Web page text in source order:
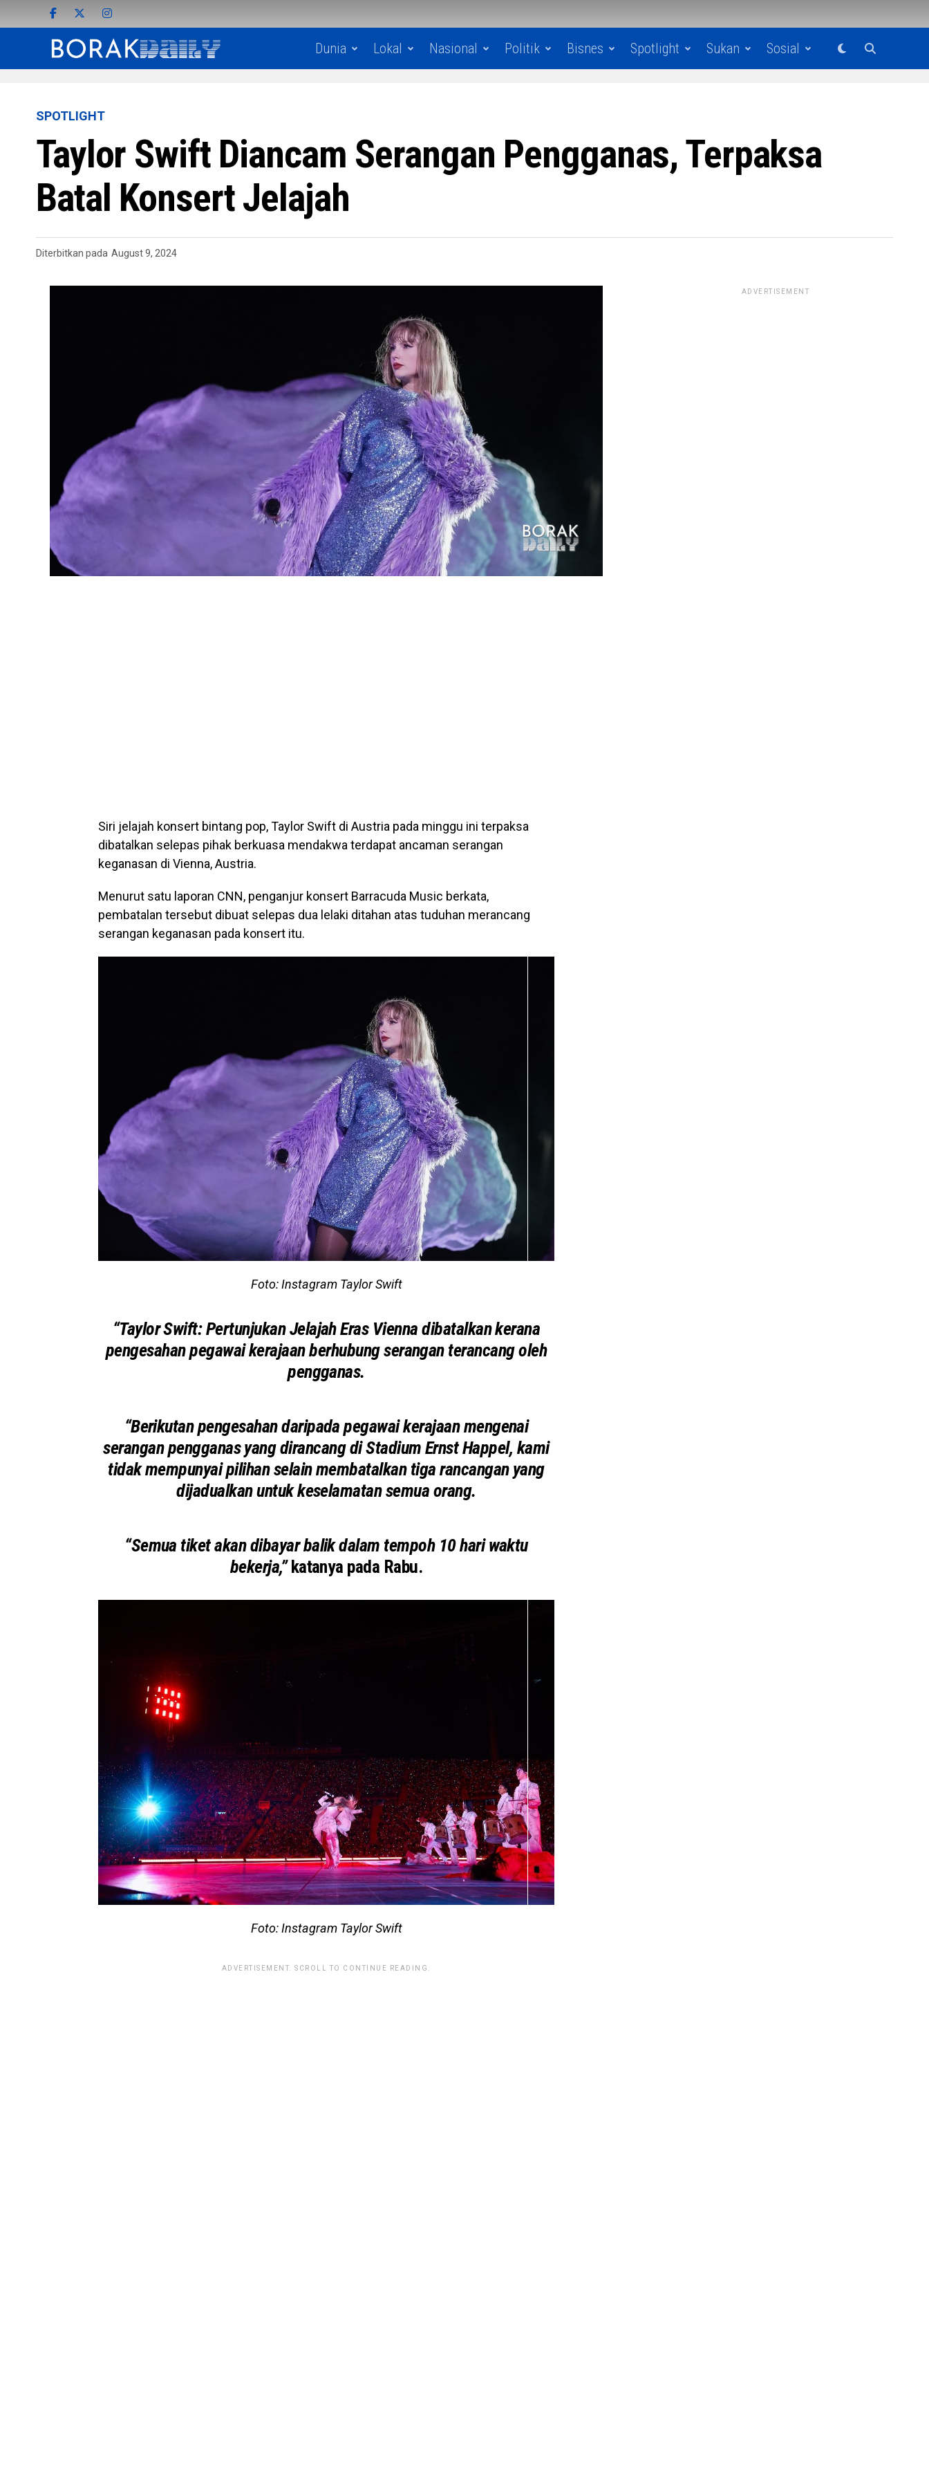
Dunia Lokal Nasional Politik Bisnes Spotlight Sukan Sosial
SPOTLIGHT
Taylor Swift Diancam Serangan Pengganas, Terpaksa
Batal Konsert Jelajah
Diterbitkan pada August 9, 2024
Siri jelajah konsert bintang pop, Taylor Swift di Austria pada minggu ini terpaksa
dibatalkan selepas pihak berkuasa mendakwa terdapat ancaman serangan
keganasan di Vienna, Austria.
Menurut satu laporan CNN, penganjur konsert Barracuda Music berkata,
pembatalan tersebut dibuat selepas dua lelaki ditahan atas tuduhan merancang
serangan keganasan pada konsert itu.
Foto: Instagram Taylor Swift
“Taylor Swift: Pertunjukan Jelajah Eras Vienna dibatalkan kerana
pengesahan pegawai kerajaan berhubung serangan terancang oleh
pengganas.
“Berikutan pengesahan daripada pegawai kerajaan mengenai
serangan pengganas yang dirancang di Stadium Ernst Happel, kami
tidak mempunyai pilihan selain membatalkan tiga rancangan yang
dijadualkan untuk keselamatan semua orang.
“Semua tiket akan dibayar balik dalam tempoh 10 hari waktu
bekerja,”katanya pada Rabu.
Foto: Instagram Taylor Swift
ADVERTISEMENT. SCROLL TO CONTINUE READING.
ADVERTISEMENT